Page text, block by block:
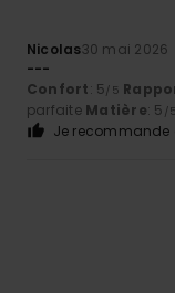
Nicolas30 mai 2026
---
Confort: 5/5
parfaite Matière: 5 /5
Je recommande